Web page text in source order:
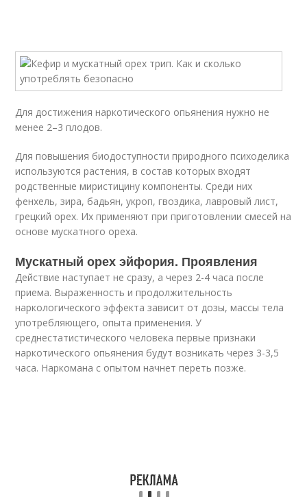
Для достижения наркотического опьянения нужно не
менее 2–3 плодов.
Для повышения биодоступности природного психоделика
используются растения, в состав которых входят
родственные миристицину компоненты. Среди них
фенхель, зира, бадьян, укроп, гвоздика, лавровый лист,
грецкий орех. Их применяют при приготовлении смесей на
основе мускатного ореха.
Мускатный орех эйфория. Проявления
Действие наступает не сразу, а через 2-4 часа после
приема. Выраженность и продолжительность
наркологического эффекта зависит от дозы, массы тела
употребляющего, опыта применения. У
среднестатистического человека первые признаки
наркотического опьянения будут возникать через 3-3,5
часа. Наркомана с опытом начнет переть позже.